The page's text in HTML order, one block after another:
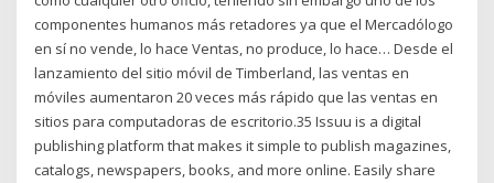
componentes humanos más retadores ya que el Mercadólogo
en sí no vende, lo hace Ventas, no produce, lo hace… Desde el
lanzamiento del sitio móvil de Timberland, las ventas en
móviles aumentaron 20 veces más rápido que las ventas en
sitios para computadoras de escritorio.35 Issuu is a digital
publishing platform that makes it simple to publish magazines,
catalogs, newspapers, books, and more online. Easily share